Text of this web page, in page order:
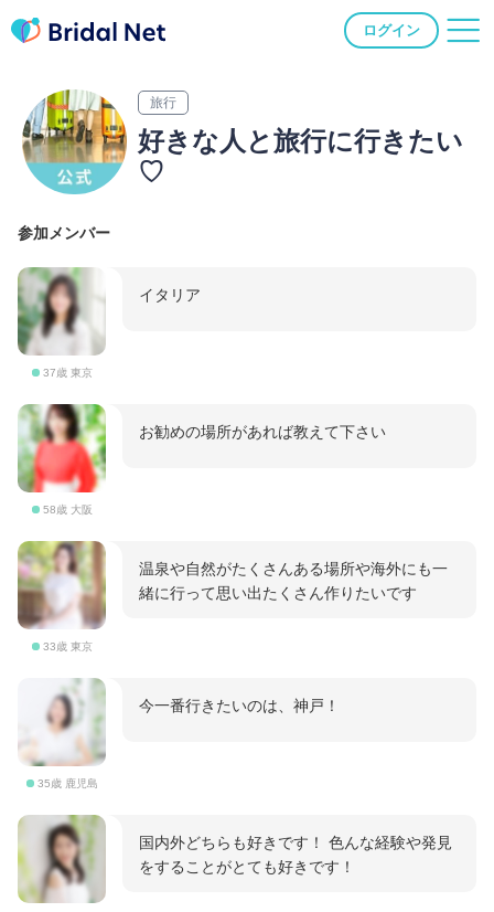
ログイン
旅行
好きな人と旅行に行きたい
♡
参加メンバー
37歳 東京
イタリア
58歳 大阪
お勧めの場所があれば教えて下さい
33歳 東京
温泉や自然がたくさんある場所や海外にも一
緒に行って思い出たくさん作りたいです
35歳 鹿児島
今一番行きたいのは、神戸！
国内外どちらも好きです！ 色んな経験や発見
をすることがとても好きです！